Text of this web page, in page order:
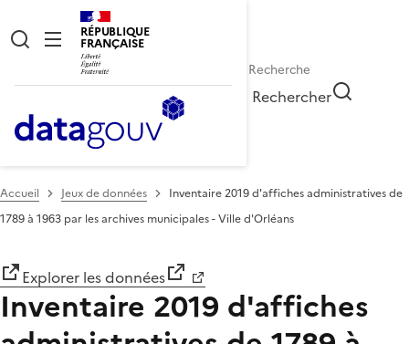
RÉPUBLIQUE
FRANÇAISE
Rechercher
Accueil Jeux de données
Inventaire 2019 d'affiches administratives de
1789 à 1963 par les archives municipales - Ville d'Orléans
Explorer les données
Inventaire 2019 d'affiches